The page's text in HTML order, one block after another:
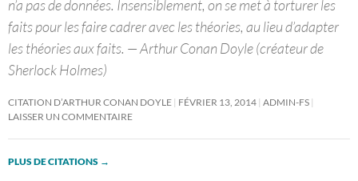
n’a pas de données. Insensiblement, on se met à torturer les
faits pour les faire cadrer avec les théories, au lieu d’adapter
les théories aux faits. — Arthur Conan Doyle (créateur de
Sherlock Holmes)
CITATION D’ARTHUR CONAN DOYLE FÉVRIER 13, 2014 ADMIN-FS
LAISSER UN COMMENTAIRE
PLUS DE CITATIONS →